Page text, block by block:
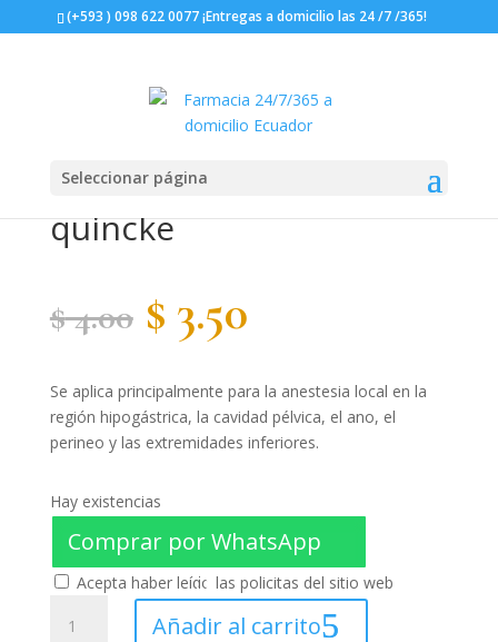
(+593 ) 098 622 0077 ¡Entregas a domicilio las 24 /7 /365!
Seleccionar página
Aguja espinal 27G punta
quincke
$4.00 El
precio
original
era:
$ 4.00.
$ 3.50El
precio
actual
es:
$ 3.50.
Se aplica principalmente para la anestesia local en la
región hipogástrica, la cavidad pélvica, el ano, el
perineo y las extremidades inferiores.
Hay existencias
Comprar por WhatsApp
Acepta haber leído las policitas del sitio web
espinal
Añadir al carrito